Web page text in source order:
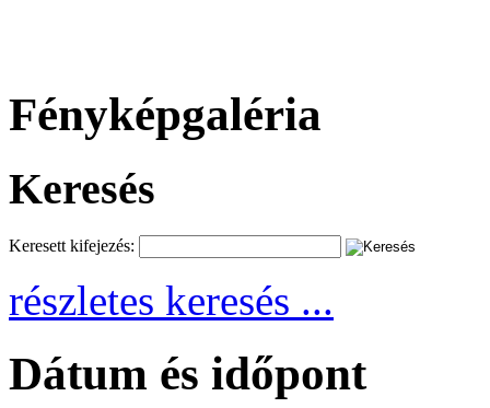
Fényképgaléria
Keresés
Keresett kifejezés:
részletes keresés ...
Dátum és időpont